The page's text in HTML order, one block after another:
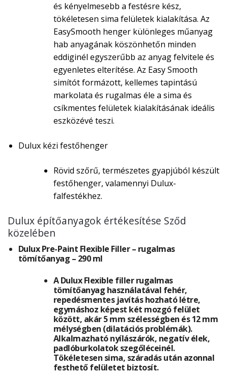
és kényelmesebb a festésre kész,
tökéletesen sima felületek kialakítása. Az
EasySmooth henger különleges műanyag
hab anyagának köszönhetőn minden
eddiginél egyszerűbb az anyag felvitele és
egyenletes elterítése. Az Easy Smooth
simítót formázott, kellemes tapintású
markolata és rugalmas éle a sima és
csíkmentes felületek kialakításának ideális
eszközévé teszi.
Dulux kézi festőhenger
Rövid szőrű, természetes gyapjúból készült
festőhenger, valamennyi Dulux-
falfestékhez.
Dulux építőanyagok értékesítése Sződ
közelében
Dulux Pre-Paint Flexible Filler – rugalmas
tömítőanyag – 290 ml
A Dulux Flexible filler rugalmas
tömítőanyag használatával fehér,
repedésmentes javítás hozható létre,
egymáshoz képest két mozgó felület
között, akár 5 mm szélességben és 12 mm
mélységben (dilatációs problémák).
Alkalmazható nyílászárók, negatív élek,
padlóburkolatok szegőléceinél.
Tökéletesen sima, száradás után azonnal
festhető felületet biztosít.